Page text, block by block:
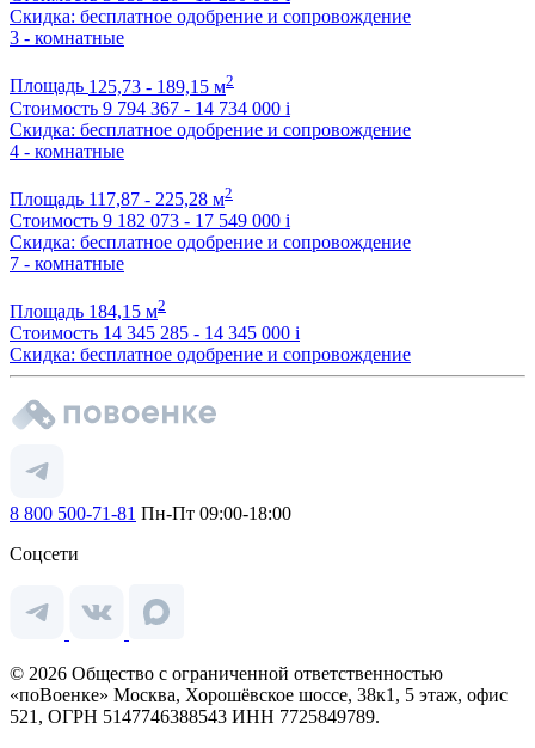
Скидка: бесплатное одобрение и сопровождение
3 - комнатные
Площадь 125,73 - 189,15 м2
Стоимость 9 794 367 - 14 734 000 i
Скидка: бесплатное одобрение и сопровождение
4 - комнатные
Площадь 117,87 - 225,28 м2
Стоимость 9 182 073 - 17 549 000 i
Скидка: бесплатное одобрение и сопровождение
7 - комнатные
Площадь 184,15 м2
Стоимость 14 345 285 - 14 345 000 i
Скидка: бесплатное одобрение и сопровождение
8 800 500-71-81 Пн-Пт 09:00-18:00
Соцсети
© 2026 Общество с ограниченной ответственностью
«поВоенке» Москва, Хорошёвское шоссе, 38к1, 5 этаж, офис
521, ОГРН 5147746388543 ИНН 7725849789.